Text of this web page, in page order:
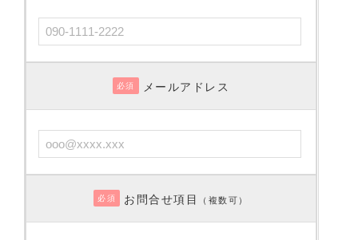
必須 メールアドレス
必須 お問合せ項目 （複数可）